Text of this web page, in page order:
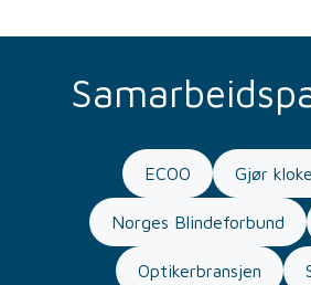
ECOO Gjør
Norges Blindeforbund
Optikerbransjen